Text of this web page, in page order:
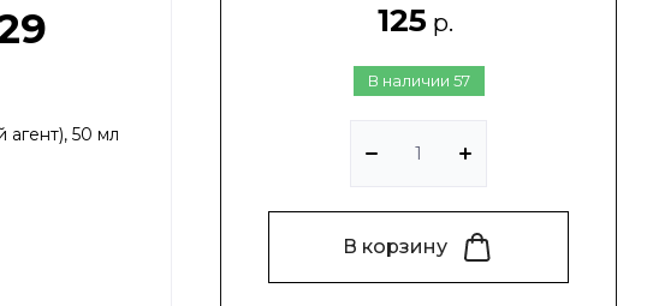
AНТИСЕПТИКИ
50 мл
В наличии 57
125 р.
В корзину